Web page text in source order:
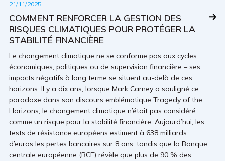
21/11/2025
COMMENT RENFORCER LA GESTION DES
RISQUES CLIMATIQUES POUR PROTÉGER LA
STABILITÉ FINANCIÈRE
Le changement climatique ne se conforme pas aux cycles
économiques, politiques ou de supervision financière – ses
impacts négatifs à long terme se situent au-delà de ces
horizons. Il y a dix ans, lorsque Mark Carney a souligné ce
paradoxe dans son discours emblématique Tragedy of the
Horizons, le changement climatique n’était pas considéré
comme un risque pour la stabilité financière. Aujourd’hui, les
tests de résistance européens estiment à 638 milliards
d’euros les pertes bancaires sur 8 ans, tandis que la Banque
centrale européenne (BCE) révèle que plus de 90 % des